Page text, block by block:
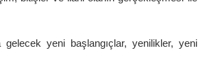
yeni başlangıçlar, yenilikler, yeni